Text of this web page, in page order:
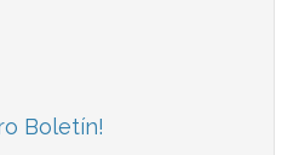
Boletín!